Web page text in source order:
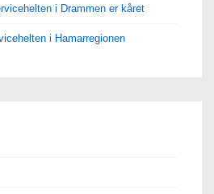
i Drammen er kåret
i Hamarregionen